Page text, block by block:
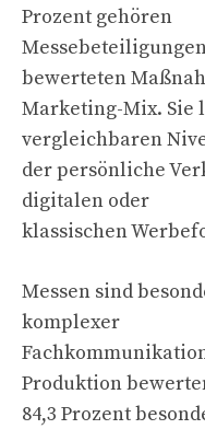
Prozent gehören
bewerteten
Marketing-Mix. Sie
vergleichbaren
der persönliche
digitalen oder
klassischen
Messen sind
komplexer
Produktion
84,3 Prozent